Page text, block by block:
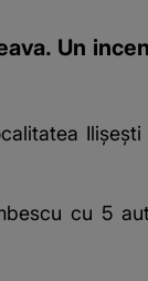
Un
cu 5